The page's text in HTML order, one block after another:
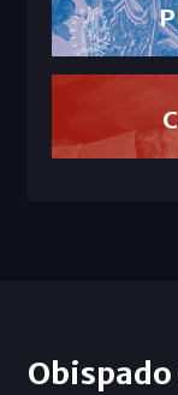
Obispado